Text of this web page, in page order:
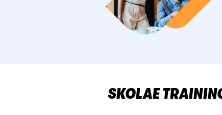
SKOLAE